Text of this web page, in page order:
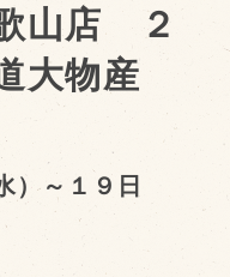
山店 ２
大物産
）～１９日